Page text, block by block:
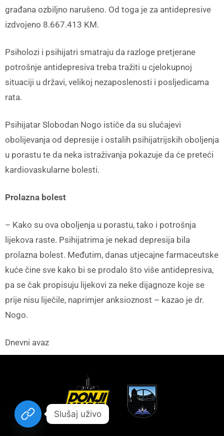
građana ozbiljno narušeno. Od toga je za antidepresive
izdvojeno 8.667.413 KM.
Psiholozi i psihijatri smatraju da razloge pretjerane
potrošnje antidepresiva treba tražiti u cjelokupnoj
situaciji u državi, velikoj nezaposlenosti i posljedicama
rata.
Psihijatar Slobodan Nogo ističe da su slučajevi
obolijevanja od depresije i ostalih psihijatrijskih oboljenja
u porastu te da neka istraživanja pokazuje da će preteći
kardiovaskularne bolesti.
Prolazna bolest
– Kako su ova oboljenja u porastu, tako i potrošnja
lijekova raste. Psihijatrima je nekad depresija bila
prolazna bolest. Međutim, danas utjecajne farmaceutske
kuće čine sve kako bi se prodalo što više antidepresiva,
pa se čak propisuju lijekovi za neke dijagnoze koje se
prije nisu liječile, naprimjer anksioznost – kazao je dr.
Nogo.
Dnevni avaz
Slušaj uživo